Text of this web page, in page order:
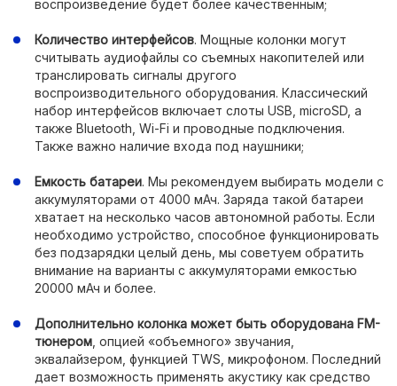
воспроизведение будет более качественным;
Количество интерфейсов. Мощные колонки могут
считывать аудиофайлы со съемных накопителей или
транслировать сигналы другого
воспроизводительного оборудования. Классический
набор интерфейсов включает слоты USB, microSD, а
также Bluetooth, Wi-Fi и проводные подключения.
Также важно наличие входа под наушники;
Емкость батареи. Мы рекомендуем выбирать модели с
аккумуляторами от 4000 мАч. Заряда такой батареи
хватает на несколько часов автономной работы. Если
необходимо устройство, способное функционировать
без подзарядки целый день, мы советуем обратить
внимание на варианты с аккумуляторами емкостью
20000 мАч и более.
Дополнительно колонка может быть оборудована FM-
тюнером , опцией «объемного» звучания,
эквалайзером, функцией TWS, микрофоном. Последний
дает возможность применять акустику как средство